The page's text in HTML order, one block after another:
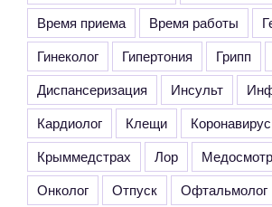
Время приема
Время работы
Гинеколог
Гипертония Грипп
Диспансеризация
Инсульт
Кардиолог
Клещи
Коронавирус
Крыммедстрах
Лор Медосмотр
Онколог
Отпуск Офтальмолог